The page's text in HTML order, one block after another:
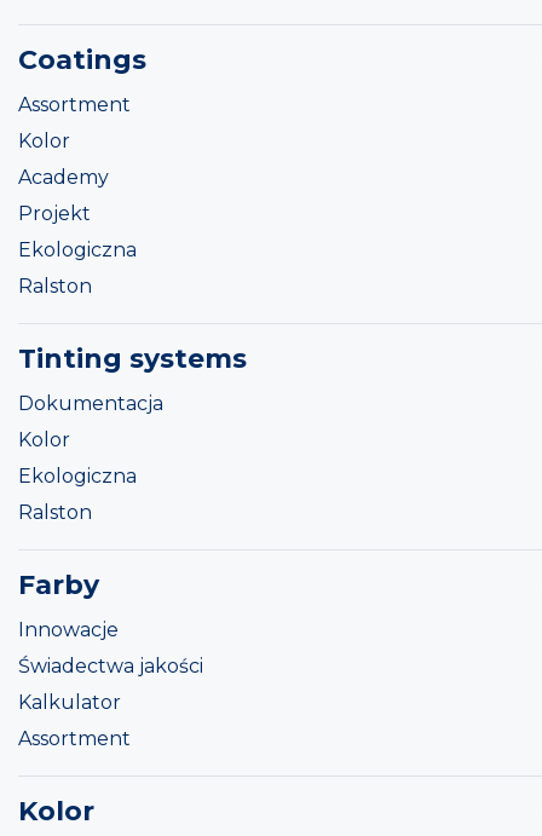
Coatings
Assortment
Kolor
Academy
Projekt
Ekologiczna
Ralston
Tinting systems
Dokumentacja
Kolor
Ekologiczna
Ralston
Farby
Innowacje
Świadectwa jakości
Kalkulator
Assortment
Kolor